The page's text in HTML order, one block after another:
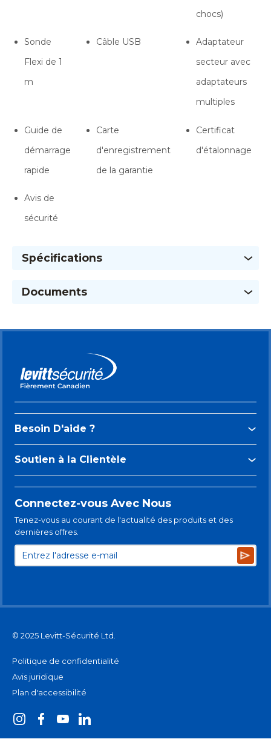
chocs)
Sonde
Flexi de 1
m
Câble USB
Adaptateur
secteur avec
adaptateurs
multiples
Guide de
démarrage
rapide
Carte
d'enregistrement
de la garantie
Certificat
d'étalonnage
Avis de
sécurité
Spécifications
Documents
Besoin D'aide ?
Soutien à la Clientèle
Connectez-vous Avec Nous
Tenez-vous au courant de l'actualité des produits et des
dernières offres.
© 2025 Levitt-Sécurité Ltd.
Politique de confidentialité
Avis juridique
Plan d'accessibilité